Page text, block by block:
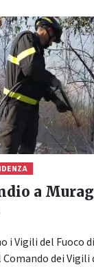
a
i Vigili del Fuoco
dei Vigili